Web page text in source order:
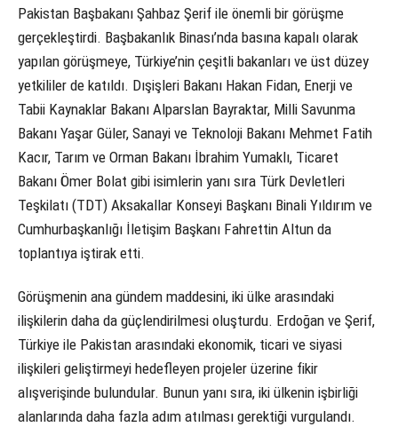
Pakistan Başbakanı Şahbaz Şerif ile önemli bir görüşme
gerçekleştirdi. Başbakanlık Binası’nda basına kapalı olarak
yapılan görüşmeye, Türkiye’nin çeşitli bakanları ve üst düzey
yetkililer de katıldı. Dışişleri Bakanı Hakan Fidan, Enerji ve
Tabii Kaynaklar Bakanı Alparslan Bayraktar, Milli Savunma
Bakanı Yaşar Güler, Sanayi ve Teknoloji Bakanı Mehmet Fatih
Kacır, Tarım ve Orman Bakanı İbrahim Yumaklı, Ticaret
Bakanı Ömer Bolat gibi isimlerin yanı sıra Türk Devletleri
Teşkilatı (TDT) Aksakallar Konseyi Başkanı Binali Yıldırım ve
Cumhurbaşkanlığı İletişim Başkanı Fahrettin Altun da
toplantıya iştirak etti.
Görüşmenin ana gündem maddesini, iki ülke arasındaki
ilişkilerin daha da güçlendirilmesi oluşturdu. Erdoğan ve Şerif,
Türkiye ile Pakistan arasındaki ekonomik, ticari ve siyasi
ilişkileri geliştirmeyi hedefleyen projeler üzerine fikir
alışverişinde bulundular. Bunun yanı sıra, iki ülkenin işbirliği
alanlarında daha fazla adım atılması gerektiği vurgulandı.